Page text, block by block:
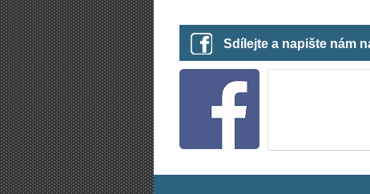
Sdílejte a napište nám